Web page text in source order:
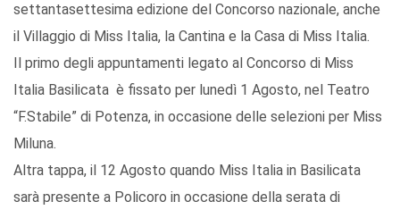
settantasettesima edizione del Concorso nazionale, anche
il Villaggio di Miss Italia, la Cantina e la Casa di Miss Italia.
Il primo degli appuntamenti legato al Concorso di Miss
Italia Basilicata è fissato per lunedì 1 Agosto, nel Teatro
“F.Stabile” di Potenza, in occasione delle selezioni per Miss
Miluna.
Altra tappa, il 12 Agosto quando Miss Italia in Basilicata
sarà presente a Policoro in occasione della serata di